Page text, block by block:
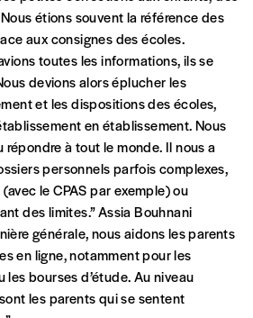
l'Imagà un·e ami·e et offrez-
ou numéro au choix.
abonnement (5
numéro(s)
étions souvent la référence des
aux consignes des écoles.
toutes les informations, ils se
devions alors éplucher les
et les dispositions des écoles,
en établissement. Nous
répondre à tout le monde. Il nous a
personnels parfois complexes,
le CPAS par exemple) ou
des limites.” Assia Bouhnani
générale, nous aidons les parents
en ligne, notamment pour les
les bourses d’étude. Au niveau
les parents qui se sentent